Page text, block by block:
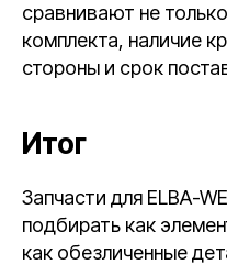
сравнивают не
комплекта, наличие
стороны и срок
Итог
Запчасти для ELBA-
подбирать как
как обезличенные